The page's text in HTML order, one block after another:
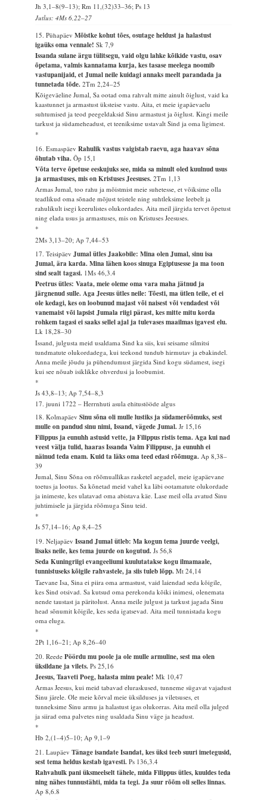
Jh 3,1–8(9–13); Rm 11,(32)33–36; Ps 13
Jutlus: 4Ms 6,22–27
15. PühapäevMõistke kohut tões, osutage heldust ja halastust
igaüks oma vennale!Sk 7,9
Issanda sulane ärgu tülitsegu, vaid olgu lahke kõikide vastu, osav
õpetama, valmis kannatama kurja, kes tasase meelega noomib
vastupanijaid, et Jumal neile kuidagi annaks meelt parandada ja
tunnetada tõde.2Tm 2,24–25
Kõigeväeline Jumal, Sa ootad oma rahvalt mitte ainult õiglust, vaid ka
kaastunnet ja armastust üksteise vastu. Aita, et meie igapäevaelu
suhtumised ja teod peegeldaksid Sinu armastust ja õiglust. Kingi meile
tarkust ja südameheadust, et teeniksime ustavalt Sind ja oma ligimest.
*
16. EsmaspäevRahulik vastus vaigistab raevu, aga haavav sõna
õhutab viha.Õp 15,1
Võta terve õpetuse eeskujuks see, mida sa minult oled kuulnud usus
ja armastuses, mis on Kristuses Jeesuses.2Tm 1,13
Armas Jumal, too rahu ja mõistmist meie suhetesse, et võiksime olla
teadlikud oma sõnade mõjust teistele ning suhtleksime leebelt ja
rahulikult isegi keerulistes olukordades. Aita meil järgida tervet õpetust
ning elada usus ja armastuses, mis on Kristuses Jeesuses.
*
2Ms 3,13–20; Ap 7,44–53
17. TeisipäevJumal ütles Jaakobile: Mina olen Jumal, sinu isa
Jumal, ära karda. Mina lähen koos sinuga Egiptusesse ja ma toon
sind sealt tagasi. 1Ms 46,3.4
Peetrus ütles: Vaata, meie oleme oma vara maha jätnud ja
järgnenud sulle. Aga Jeesus ütles neile: Tõesti, ma ütlen teile, et ei
ole kedagi, kes on loobunud majast või naisest või vendadest või
vanemaist või lapsist Jumala riigi pärast, kes mitte mitu korda
rohkem tagasi ei saaks sellel ajal ja tulevases maailmas igavest elu.
Lk 18,28–30
Issand, julgusta meid usaldama Sind ka siis, kui seisame silmitsi
tundmatute olukordadega, kui teekond tundub hirmutav ja ebakindel.
Anna meile jõudu ja pühendumust järgida Sind kogu südamest, isegi
kui see nõuab isiklikke ohverdusi ja loobumist.
*
Js 43,8–13; Ap 7,54–8,3
17. juuni 1722 – Herrnhuti asula ehitustööde algus
18. KolmapäevSinu sõna oli mulle lustiks ja südamerõõmuks, sest
mulle on pandud sinu nimi, Issand, vägede Jumal.Jr 15,16
Filippus ja eunuhh astusid vette, ja Filippus ristis tema. Aga kui nad
veest välja tulid, haaras Issanda Vaim Filippuse, ja eunuhh ei
näinud teda enam. Kuid ta läks oma teed edasi rõõmuga.Ap 8,38–
39
Jumal, Sinu Sõna on rõõmuallikas rasketel aegadel, meie igapäevane
toetus ja lootus. Sa kõnetad meid vahel ka läbi ootamatute olukordade
ja inimeste, kes ulatavad oma abistava käe. Lase meil olla avatud Sinu
juhtimisele ja järgida rõõmuga Sinu teid.
*
Js 57,14–16; Ap 8,4–25
19. NeljapäevIssand Jumal ütleb: Ma kogun tema juurde veelgi,
lisaks neile, kes tema juurde on kogutud.Js 56,8
Seda Kuningriigi evangeeliumi kuulutatakse kogu ilmamaale,
tunnistuseks kõigile rahvastele, ja siis tuleb lõpp.Mt 24,14
Taevane Isa, Sina ei piira oma armastust, vaid laiendad seda kõigile,
kes Sind otsivad. Sa kutsud oma perekonda kõiki inimesi, olenemata
nende taustast ja päritolust. Anna meile julgust ja tarkust jagada Sinu
head sõnumit kõigile, kes seda igatsevad. Aita meil tunnistada kogu
oma eluga.
*
2Pt 1,16–21; Ap 8,26–40
20. ReedePöördu mu poole ja ole mulle armuline, sest ma olen
üksildane ja vilets.Ps 25,16
Jeesus, Taaveti Poeg, halasta minu peale!Mk 10,47
Armas Jeesus, kui meid tabavad eluraskused, tunneme sügavat vajadust
Sinu järele. Ole meie kõrval meie üksilduses ja viletsuses, et
tunneksime Sinu armu ja halastust igas olukorras. Aita meil olla julged
ja siirad oma palvetes ning usaldada Sinu väge ja headust.
*
Hb 2,(1–4)5–10; Ap 9,1–9
21. LaupäevTänage isandate Isandat, kes üksi teeb suuri imetegusid,
sest tema heldus kestab igavesti.Ps 136,3.4
Rahvahulk pani üksmeelselt tähele, mida Filippus ütles, kuuldes teda
ning nähes tunnustähti, mida ta tegi. Ja suur rõõm oli selles linnas.
Ap 8,6.8